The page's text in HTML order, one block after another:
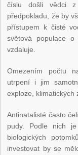
číslu došli vědci
předpokladu, že by
přístupem k čisté
světová populace
vzdaluje.
Omezením počtu
utrpení i jim
exploze, klimatických
Antinatalisté často
pudy. Podle nich
biologických
investovat by se